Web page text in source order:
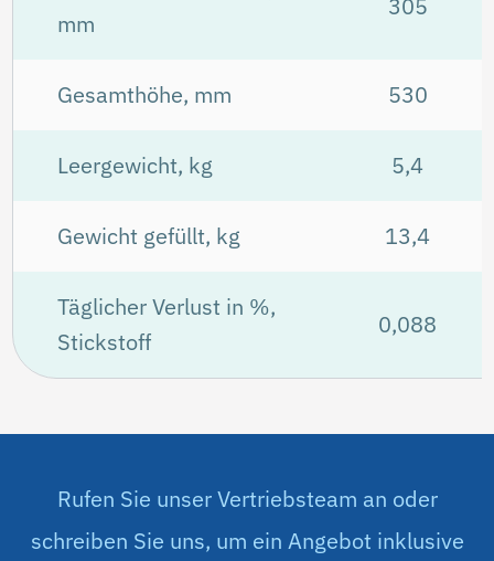
aktuelle Preise und Verfügbarkeit von
Dewar-Behälter
Technische Spezifikationen
Halsdurchmesser, mm 50